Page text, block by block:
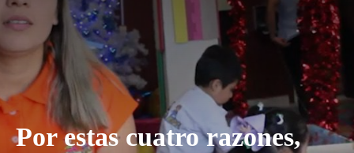
Por estas cuatro razones,